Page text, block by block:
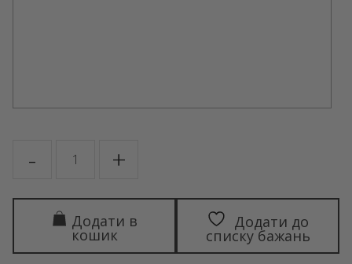
- PARADISE+
кошик
Додати до
списку бажань